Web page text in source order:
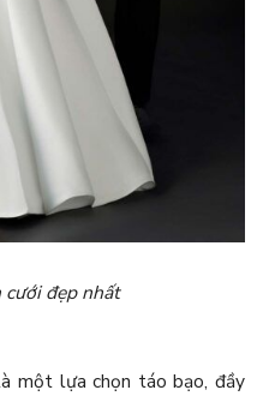
cưới đẹp nhất
một lựa chọn táo bạo, đầy